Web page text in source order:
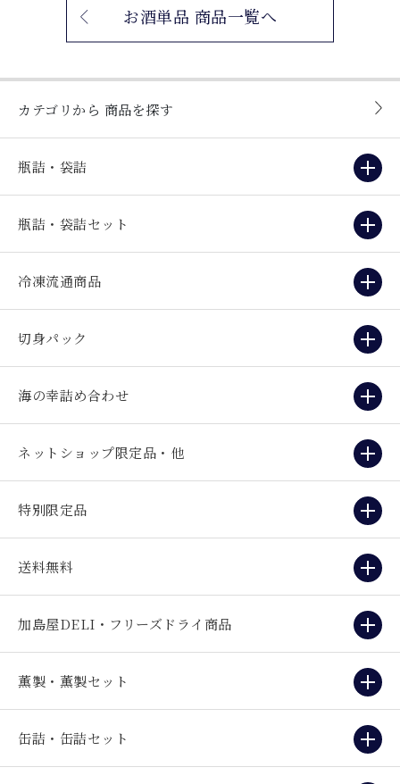
お酒単品 商品一覧へ
カテゴリから 商品を探す
瓶詰・袋詰
瓶詰・袋詰セット
冷凍流通商品
切身パック
海の幸詰め合わせ
ネットショップ限定品・他
特別限定品
送料無料
加島屋DELI・フリーズドライ商品
薫製・薫製セット
缶詰・缶詰セット